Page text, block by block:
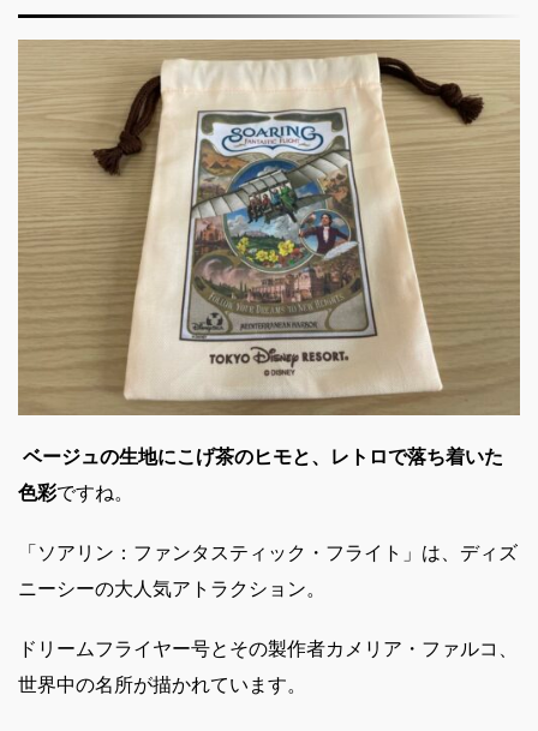
ベージュの生地にこげ茶のヒモと、レトロで落ち着いた
色彩ですね。
「ソアリン：ファンタスティック・フライト」は、ディズ
ニーシーの大人気アトラクション。
ドリームフライヤー号とその製作者カメリア・ファルコ、
世界中の名所が描かれています。